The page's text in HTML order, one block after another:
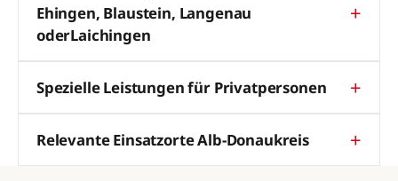
Ehingen, Blaustein, Langenau
oderLaichingen
Spezielle Leistungen für Privatpersonen
Relevante Einsatzorte Alb-Donaukreis